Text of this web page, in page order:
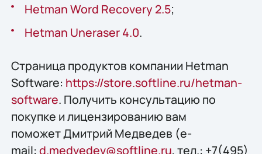
Hetman Word Recovery 2.5;
Hetman Uneraser 4.0.
Страница продуктов компании Hetman
Software: https://store.softline.ru/hetman-
software. Получить консультацию по
покупке и лицензированию вам
поможет Дмитрий Медведев (e-
mail: d.medvedev@softline.ru, тел.: +7(495)